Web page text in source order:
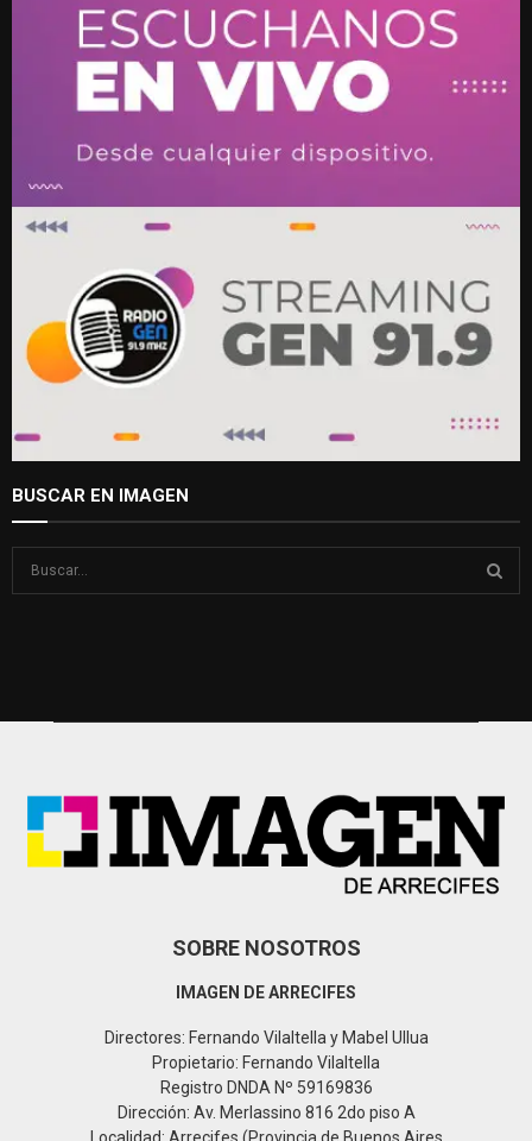
BUSCAR EN IMAGEN
SOBRE NOSOTROS
IMAGEN DE ARRECIFES
Directores: Fernando Vilaltella y Mabel Ullua
Propietario: Fernando Vilaltella
Registro DNDA Nº 59169836
Dirección: Av. Merlassino 816 2do piso A
Localidad: Arrecifes (Provincia de Buenos Aires